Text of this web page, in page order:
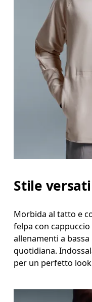
Torace
Misura la
Girovita
Misura il
Fianchi
Misura la
Stile
Morbida al tatto e
felpa con
allenamenti a
quotidiana.
per un perfetto look